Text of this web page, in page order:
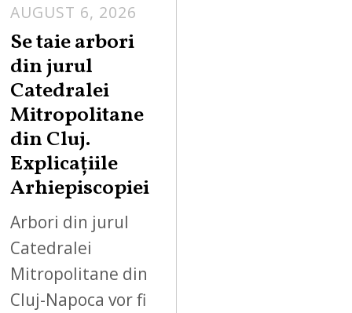
AUGUST 6, 2026
Se taie arbori
din jurul
Catedralei
Mitropolitane
din Cluj.
Explicațiile
Arhiepiscopiei
Arbori din jurul
Catedralei
Mitropolitane din
Cluj-Napoca vor fi